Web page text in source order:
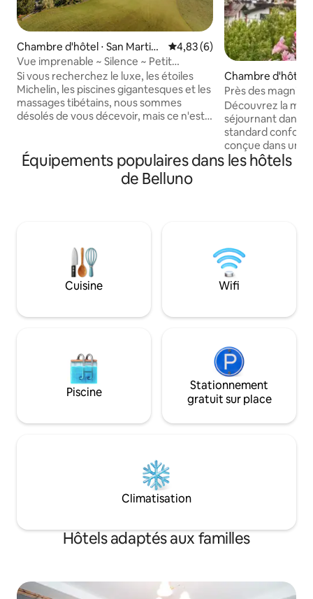
Chambre d'hôtel ⋅ San Martin
de Tor
Évaluation moyenne sur la
4,83 (6)
Vue imprenable ~ Silence ~ Petit
déjeuner et dîner inclus
Si vous recherchez le luxe, les étoiles
Michelin, les piscines gigantesques et les
massages tibétains, nous sommes
désolés de vous décevoir, mais ce n'est
voulons pas perdre de vue qui nous
sommes en recherchant le luxe à tout
prix. Ce que vous voyez est ce que vous
beauté naturelle et les liens
authentiques. Les Dolomites du passé
vous attendent aussi. Bienvenue !
Chambre d'hôtel
Près des
Découvrez la
séjournant dans
standard
conçue dans un
inspiré par les
télévision par
téléphone, le
coffre-fort. Pour
nuits ou plus, un
Équipements populaires dans les hôtels
de Belluno
Cuisine Wifi
Piscine
Stationnement
gratuit sur place
Climatisation
Hôtels adaptés aux familles